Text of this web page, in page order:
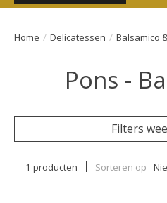
Home / Delicatessen / Balsamico
Pons -
Filters
1 producten Sorteren op